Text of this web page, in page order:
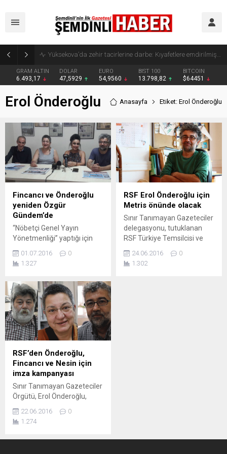
Yüksekova’da zehir tacirlerine darbe: Kıyafetlere emdirilmiş 13 kilo metamfetamin ele geçirildi
GRAM ALTIN
6.493,17
DOLAR
47,5929
EURO
54,9560
BIST 100
13.798,82
BITCOIN
$64451
Erol Önderoğlu Anasayfa Etiket: Erol Önderoğlu
Fincancı ve Önderoğlu
yeniden Özgür
Gündem’de
“Nöbetçi Genel Yayın
Yönetmenliği” yaptığı için
Fincancı ve Erol Önderoğlu,
Özgür Gündem gazetesini
Fincancı, mücadele etmeye
devam edeceklerini söyledi.
Türkiye İnsan Hakları Vakfı
(TİHV) Başkanı Şebnem
Korur Fincancı ve Sınır
Tanımayan Gazeteciler
(RSF) Türkiye Temsilcisi ve
Bianet raportörü Erol
Önderoğlu, tahliyelerinin
ardından Özgür...
01.07.2016
0
1.327
RSF Erol Önderoğlu için
Metris önünde olacak
Sınır Tanımayan Gazeteciler
delegasyonu, tutuklanan
RSF Türkiye Temsilcisi ve
Önderoğlu için bugün saat
11.00’da Metris Cezaevi
24.06.2016
0
1.302
RSF’den Önderoğlu,
Fincancı ve Nesin için
imza kampanyası
Sınır Tanımayan Gazeteciler
Örgütü, Erol Önderoğlu,
Ahmet Nesin
tutuklanmasına karşı
22.06.2016
0
1.274